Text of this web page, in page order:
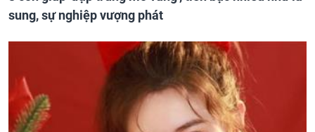
sung, sự nghiệp vượng phát